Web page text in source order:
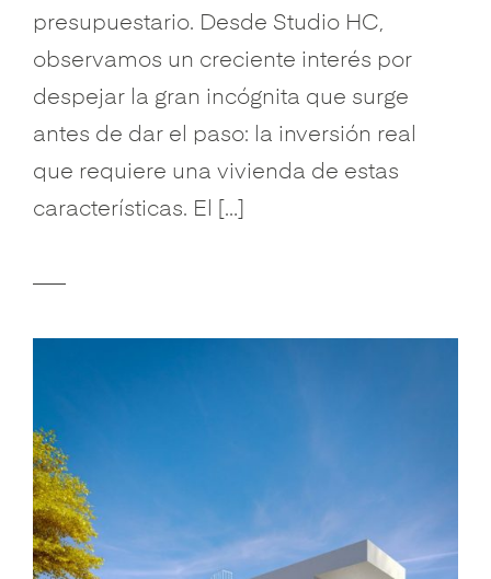
presupuestario. Desde Studio HC,
observamos un creciente interés por
despejar la gran incógnita que surge
antes de dar el paso: la inversión real
que requiere una vivienda de estas
características. El […]